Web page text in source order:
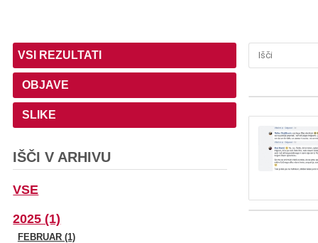
VSI REZULTATI
OBJAVE
SLIKE
IŠČI V ARHIVU
VSE
2025 (1)
FEBRUAR (1)